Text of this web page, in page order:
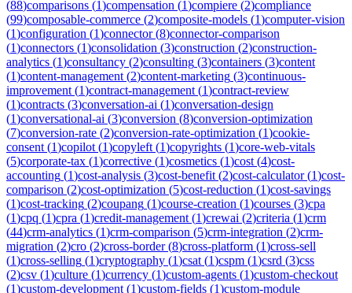
(88)comparisons (1)compensation (1)compiere (2)compliance
(99)composable-commerce (2)composite-models (1)computer-vision
(1)configuration (1)connector(8)connector-comparison
(1)connectors (1)consolidation (3)construction (2)construction-
analytics (1)consultancy (2)consulting (3)containers (3)content
(1)content-management (2)content-marketing (3)continuous-
improvement (1)contract-management (1)contract-review
(1)contracts (3)conversation-ai (1)conversation-design
(1)conversational-ai (3)conversion (8)conversion-optimization
(7)conversion-rate (2)conversion-rate-optimization (1)cookie-
consent (1)copilot (1)copyleft (1)copyrights (1)core-web-vitals
(5)corporate-tax (1)corrective (1)cosmetics (1)cost (4)cost-
accounting (1)cost-analysis (3)cost-benefit (2)cost-calculator(1)cost-
comparison (2)cost-optimization (5)cost-reduction (1)cost-savings
(1)cost-tracking (2)coupang (1)course-creation (1)courses (3)cpa
(1)cpq (1)cpra (1)credit-management (1)crewai (2)criteria (1)crm
(44)crm-analytics (1)crm-comparison (5)crm-integration (2)crm-
migration (2)cro (2)cross-border(8)cross-platform (1)cross-sell
(1)cross-selling (1)cryptography (1)csat (1)cspm (1)csrd (3)css
(2)csv (1)culture (1)currency (1)custom-agents (1)custom-checkout
(1)custom-development (1)custom-fields (1)custom-module